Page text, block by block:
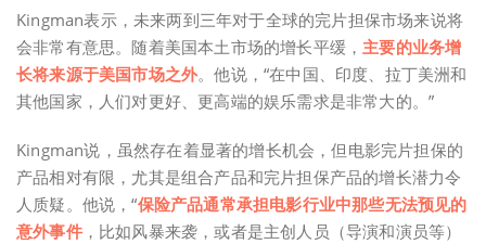
Kingman表示，未来两到三年对于全球的完片担保市场来说将
会非常有意思。随着美国本土市场的增长平缓，主要的业务增
长将来源于美国市场之外。他说，“在中国、印度、拉丁美洲和
其他国家，人们对更好、更高端的娱乐需求是非常大的。”
Kingman说，虽然存在着显著的增长机会，但电影完片担保的
产品相对有限，尤其是组合产品和完片担保产品的增长潜力令
人质疑。他说，“保险产品通常承担电影行业中那些无法预见的
意外事件，比如风暴来袭，或者是主创人员（导演和演员等）